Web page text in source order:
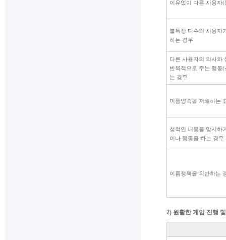
이유없이 다른 사용자
불특정 다수의 사용자
하는 경우
다른 사용자의 의사와
반복적으로 주는 행동
는 경우
미풍양속을 저해하는
성적인 내용을 암시하
이나 행동을 하는 경우
이름정책을 위반하는
2) 원활한 게임 진행